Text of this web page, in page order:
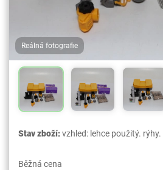
Reálná fotografie
Stav zboží:vzhled: lehce použitý. rýhy.
Běžná cena